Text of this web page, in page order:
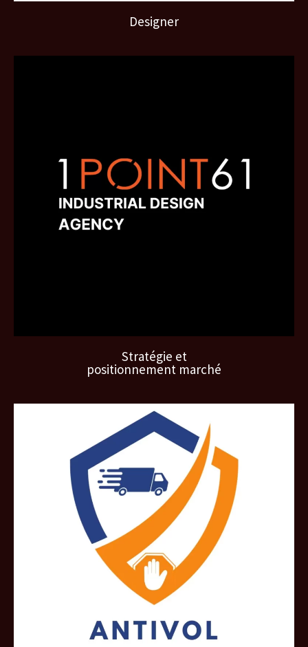
Designer
Stratégie et
positionnement marché